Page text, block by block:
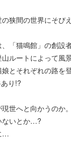
狭間の世界にそび
「猫鳴館」の創設
ルートによって風
とそれぞれの路を
り!?
世へと向かうのか
ないとか…?
…